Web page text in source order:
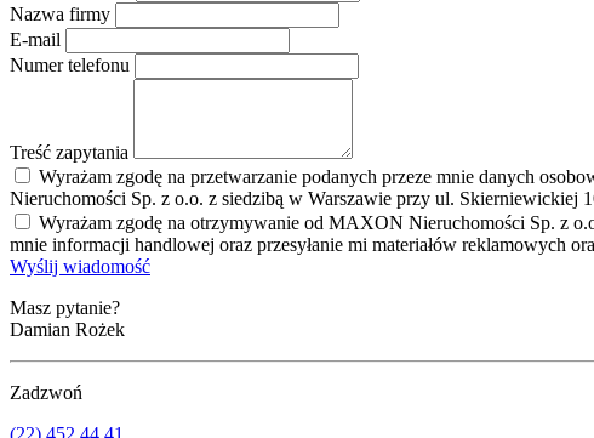
Nazwa firmy
E-mail
Numer telefonu
Treść zapytania
Wyrażam zgodę na przetwarzanie podanych przeze mnie danych
Nieruchomości Sp. z o.o. z siedzibą w Warszawie przy ul. Skierniewickiej
Wyrażam zgodę na otrzymywanie od MAXON Nieruchomości Sp. z
mnie informacji handlowej oraz przesyłanie mi materiałów reklamowych
Wyślij wiadomość
Masz pytanie?
Damian Rożek
Zadzwoń
(22) 452 44 41